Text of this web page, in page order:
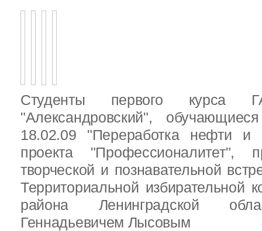
Студенты первого
"Александровский",
18.02.09 "Переработка нефти и
проекта "Профессионалитет",
творческой и познавательной
Территориальной избирательной
района Ленинградской
Геннадьевичем Лысовым